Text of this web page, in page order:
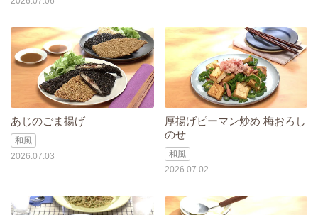
あじのごま揚げ
和風
2026.07.03
厚揚げピーマン炒め 梅おろし
のせ
和風
2026.07.02